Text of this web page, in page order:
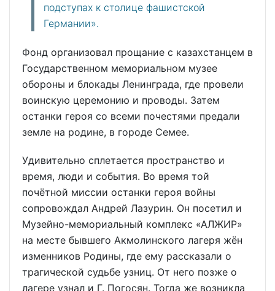
подступах к столице фашистской
Германии».
Фонд организовал прощание с казахстанцем в
Государственном мемориальном музее
обороны и блокады Ленинграда, где провели
воинскую церемонию и проводы. Затем
останки героя со всеми почестями предали
земле на родине, в городе Семее.
Удивительно сплетается пространство и
время, люди и события. Во время той
почётной миссии останки героя войны
сопровождал Андрей Лазурин. Он посетил и
Музейно-мемориальный комплекс «АЛЖИР»
на месте бывшего Акмолинского лагеря жён
изменников Родины, где ему рассказали о
трагической судьбе узниц. От него позже о
лагере узнал и Г. Погосян. Тогда же возникла